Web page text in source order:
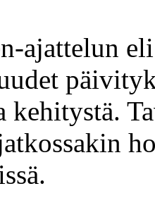
ajattelun